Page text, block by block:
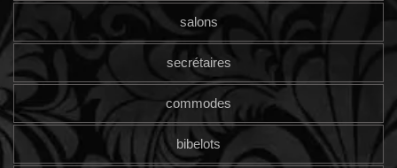
salons
secrétaires
commodes
bibelots